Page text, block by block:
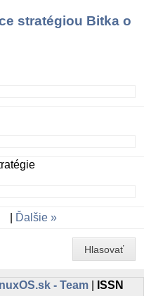
stratégiou Bitka o
Ďalšie
Hlasovať
- Team|
ISSN